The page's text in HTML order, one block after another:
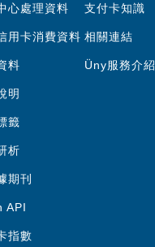
心處理資料
用卡消費資料
料
明
籤
析
期刊
API
指數
支付卡知識
相關連結
Üny服務介紹